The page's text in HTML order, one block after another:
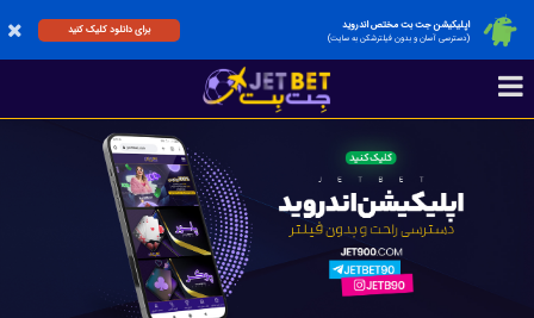
اپلیکیشن جت بت مختص اندروید
(دسترسی آسان و بدون فیلترشکن به سایت)
برای دانلود کلیک کنید